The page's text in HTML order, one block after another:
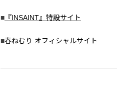
■ 『INSAINT』特設サイト
■春ねむり オフィシャルサイト